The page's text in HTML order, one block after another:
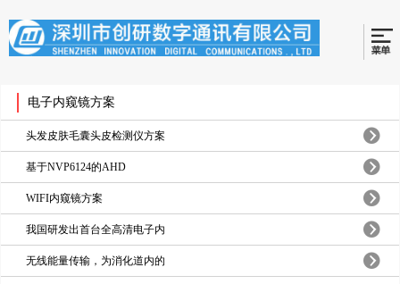
电子内窥镜方案
头发皮肤毛囊头皮检测仪方案
基于NVP6124的AHD
WIFI内窥镜方案
我国研发出首台全高清电子内
无线能量传输，为消化道内的